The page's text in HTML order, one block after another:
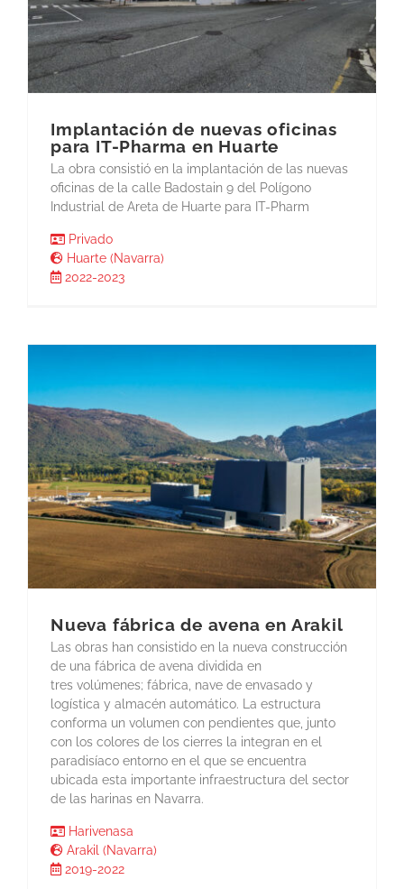
Implantación de nuevas oficinas
para IT-Pharma en Huarte
La obra consistió en la implantación de las nuevas
oficinas de la calle Badostain 9 del Polígono
Industrial de Areta de Huarte para IT-Pharm
Privado
Huarte (Navarra)
2022-2023
Nueva fábrica de avena en Arakil
Las obras han consistido en la nueva construcción
de una fábrica de avena dividida en
tres volúmenes; fábrica, nave de envasado y
logística y almacén automático. La estructura
conforma un volumen con pendientes que, junto
con los colores de los cierres la integran en el
paradisíaco entorno en el que se encuentra
ubicada esta importante infraestructura del sector
de las harinas en Navarra.
Harivenasa
Arakil (Navarra)
2019-2022